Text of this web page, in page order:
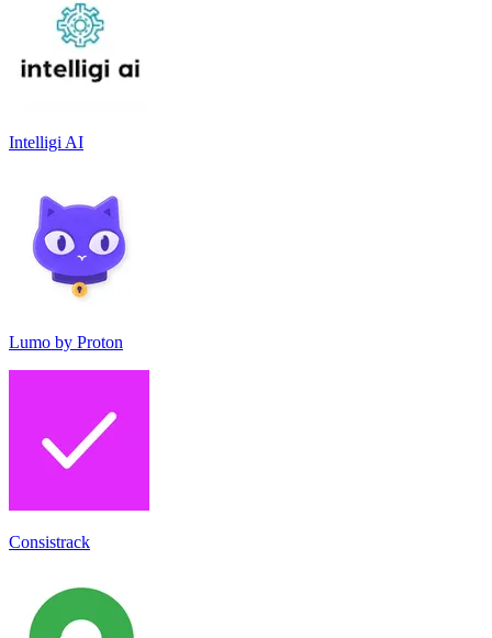
Intelligi AI
Lumo by Proton
Consistrack